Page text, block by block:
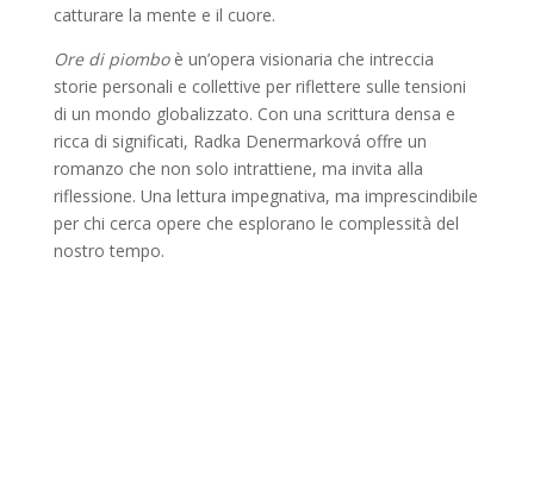
catturare la mente e il cuore.
Ore di piombo è un’opera visionaria che intreccia
storie personali e collettive per riflettere sulle tensioni
di un mondo globalizzato. Con una scrittura densa e
ricca di significati, Radka Denermarková offre un
romanzo che non solo intrattiene, ma invita alla
riflessione. Una lettura impegnativa, ma imprescindibile
per chi cerca opere che esplorano le complessità del
nostro tempo.